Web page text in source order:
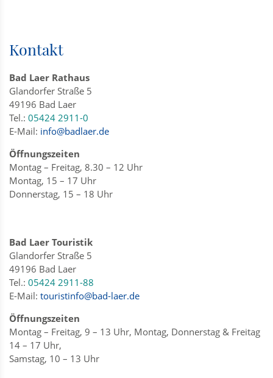
Kontakt
Bad Laer Rathaus
Glandorfer Straße 5
49196 Bad Laer
Tel.: 05424 2911-0
E-Mail: info@badlaer.de
Öffnungszeiten
Montag – Freitag, 8.30 – 12 Uhr
Montag, 15 – 17 Uhr
Donnerstag, 15 – 18 Uhr
Bad Laer Touristik
Glandorfer Straße 5
49196 Bad Laer
Tel.: 05424 2911-88
E-Mail: touristinfo@bad-laer.de
Öffnungszeiten
Montag – Freitag, 9 – 13 Uhr, Montag, Donnerstag & Freitag
14 – 17 Uhr,
Samstag, 10 – 13 Uhr